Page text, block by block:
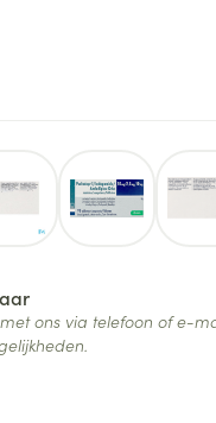
image
ons via telefoon of e-